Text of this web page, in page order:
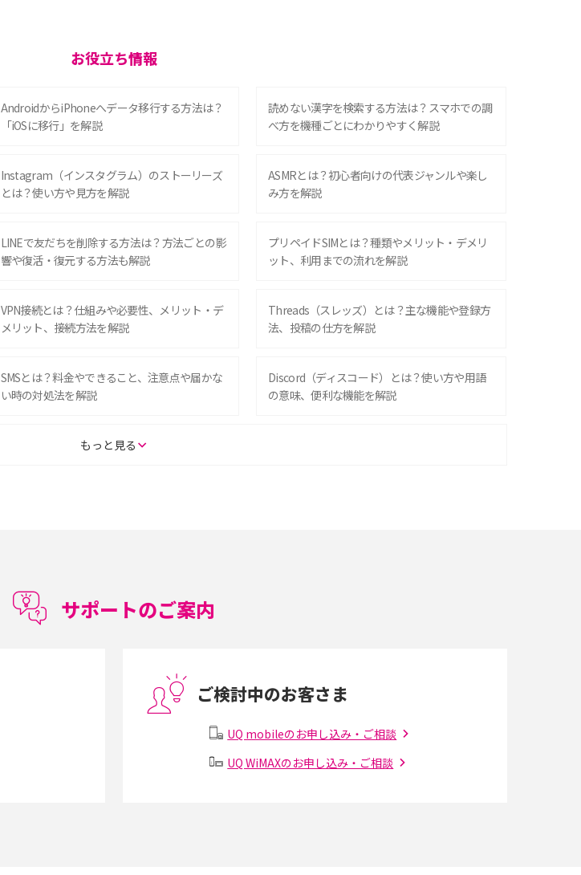
お役立ち情報
AndroidからiPhoneへデータ移行する方法は？
「iOSに移行」を解説
読めない漢字を検索する方法は？スマホでの調
べ方を機種ごとにわかりやすく解説
Instagram（インスタグラム）のストーリーズ
とは？使い方や見方を解説
ASMRとは？初心者向けの代表ジャンルや楽し
み方を解説
LINEで友だちを削除する方法は？方法ごとの影
響や復活・復元する方法も解説
プリペイドSIMとは？種類やメリット・デメリ
ット、利用までの流れを解説
VPN接続とは？仕組みや必要性、メリット・デ
メリット、接続方法を解説
Threads（スレッズ）とは？主な機能や登録方
法、投稿の仕方を解説
SMSとは？料金やできること、注意点や届かな
い時の対処法を解説
Discord（ディスコード）とは？使い方や用語
の意味、便利な機能を解説
iPhone 16eとiPhone 14を徹底比較！スペッ
ト・デメリットを詳しく紹介
iCloudの使用容量を減らす9つの方法！使用状
の設定方法やおススメを紹介
もっと見る
サポートのご案内
ご検討中のお客さま
UQ mobileのお申し込み・ご相談
UQ WiMAXのお申し込み・ご相談